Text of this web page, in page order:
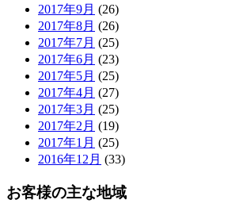
2017年9月 (26)
2017年8月 (26)
2017年7月 (25)
2017年6月 (23)
2017年5月 (25)
2017年4月 (27)
2017年3月 (25)
2017年2月 (19)
2017年1月 (25)
2016年12月 (33)
お客様の主な地域